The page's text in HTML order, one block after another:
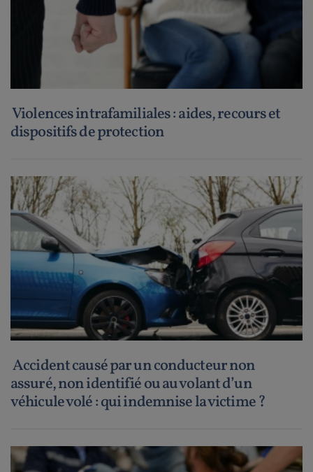
Violences intrafamiliales : aides, recours et
dispositifs de protection
Accident causé par un conducteur non
assuré, non identifié ou au volant d’un
véhicule volé : qui indemnise la victime ?